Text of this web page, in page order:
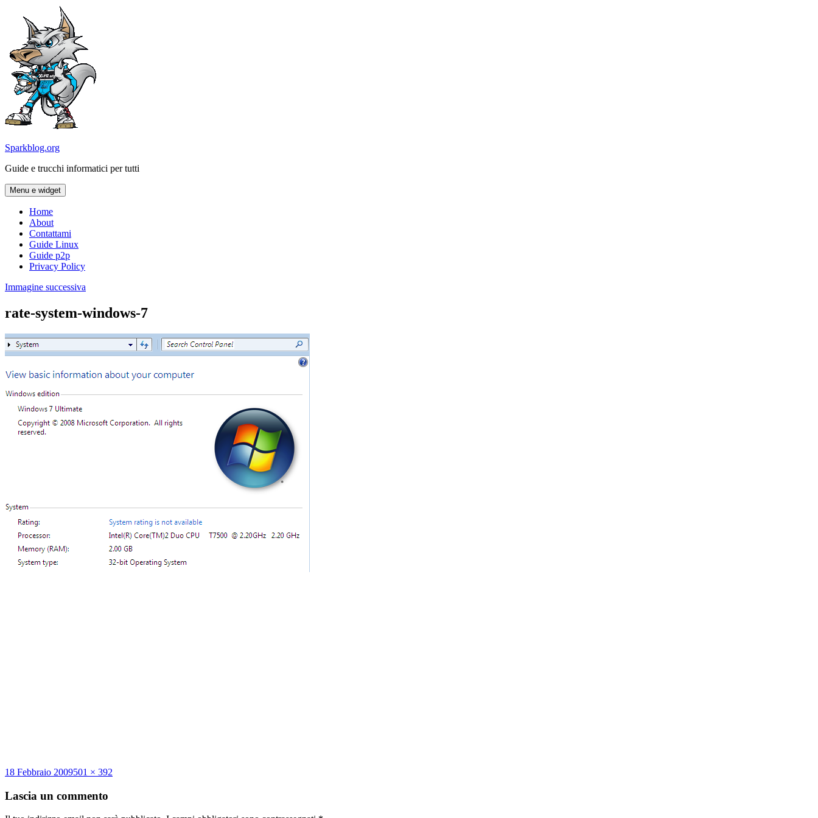
contenuto
Sparkblog.org
Guide e trucchi informatici per tutti
Menu e widget
Home
About
Contattami
Guide Linux
Guide p2p
Privacy Policy
Immagine successiva
rate-system-windows-7
Scritto
18 Febbraio 2009Dimensione
501 × 392
Lascia un commento